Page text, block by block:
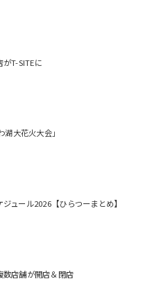
T-SITEに
大花火大会」
ュール2026【ひらつーまとめ】
数店舗が開店＆閉店